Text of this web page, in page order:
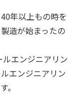
年以上もの時を
造が始まったの
エンジニアリン
エンジニアリン
。